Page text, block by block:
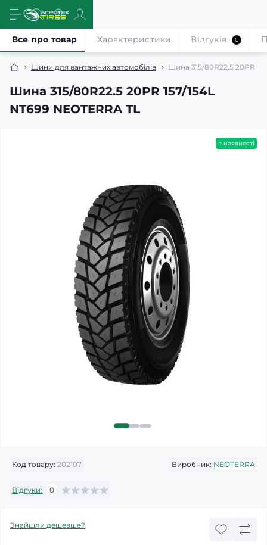
Шини для вантажних автомобілів Шина 315/80R22.5 20PR
Шина 315/80R22.5 20PR 157/154L
NT699 NEOTERRA TL
Все про товар Характеристики Відгуків 0
в наявності
Код товару: 202107 Виробник: NEOTERRA
Відгуки: 0
Знайшли дешевше?